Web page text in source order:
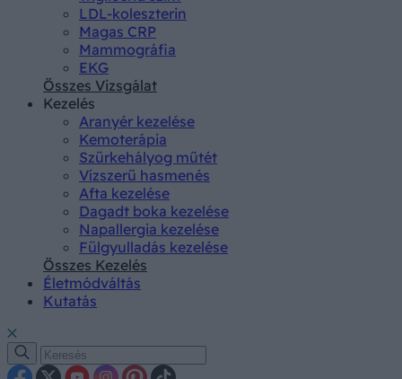
LDL-koleszterin
Magas CRP
Mammográfia
EKG
Összes Vizsgálat
Kezelés
Aranyér kezelése
Kemoterápia
Szürkehályog műtét
Vízszerű hasmenés
Afta kezelése
Dagadt boka kezelése
Napallergia kezelése
Fülgyulladás kezelése
Összes Kezelés
Életmódváltás
Kutatás